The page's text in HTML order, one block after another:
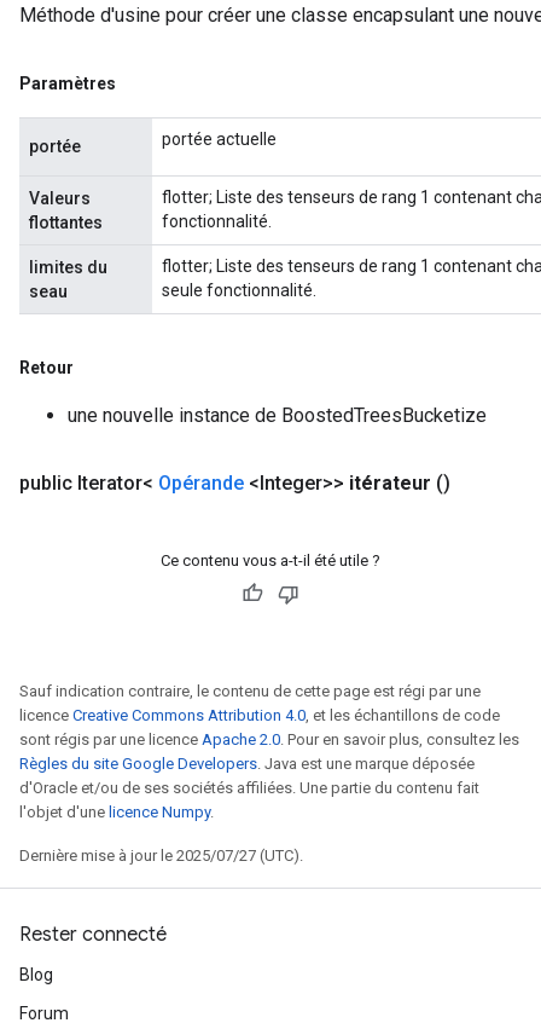
Méthode d'usine pour créer une classe encapsulant une
Paramètres
portée portée actuelle
Valeurs
flottantes
flotter; Liste des tenseurs de rang 1 contenant
fonctionnalité.
limites du
seau
flotter; Liste des tenseurs de rang 1 contenant
seule fonctionnalité.
Retour
une nouvelle instance de BoostedTreesBucketize
public Iterator< Opérande <Integer>> itérateur ()
Ce contenu vous a-t-il été utile ?
Sauf indication contraire, le contenu de cette page est régi par une
licence Creative Commons Attribution 4.0, et les échantillons de code
sont régis par une licence Apache 2.0. Pour en savoir plus, consultez les
Règles du site Google Developers. Java est une marque déposée
d'Oracle et/ou de ses sociétés affiliées. Une partie du contenu fait
l'objet d'une licence Numpy.
Dernière mise à jour le 2025/07/27 (UTC).
Rester connecté
Blog
Forum